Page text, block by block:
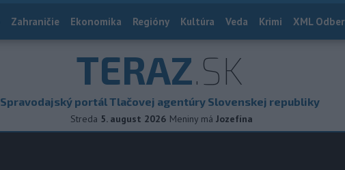
Zahraničie Ekonomika Regióny Kultúra Veda Krimi XML Odber
TERAZ.SK
Spravodajský portál Tlačovej agentúry Slovenskej republiky
Streda 5. august 2026 Meniny má Jozefína